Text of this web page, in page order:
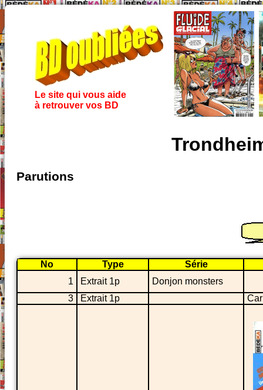
Le site qui vous aide
à retrouver vos BD
Parutions
No Type
Série
1
Extrait 1p
Donjon monsters
3
Extrait 1p